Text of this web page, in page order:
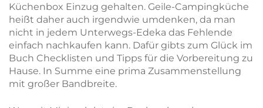
Küchenbox Einzug gehalten. Geile-Campingküche
heißt daher auch irgendwie umdenken, da man
nicht in jedem Unterwegs-Edeka das Fehlende
einfach nachkaufen kann. Dafür gibts zum Glück im
Buch Checklisten und Tipps für die Vorbereitung zu
Hause. In Summe eine prima Zusammenstellung
mit großer Bandbreite.